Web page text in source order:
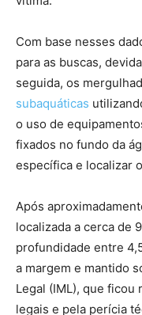
Com base nesses
para as buscas,
seguida, os
subaquáticas
o uso de
fixados no fundo da
específica e localizar
Após
localizada a cerca de
profundidade entre
a margem e mantido
Legal (IML), que
legais e pela perícia